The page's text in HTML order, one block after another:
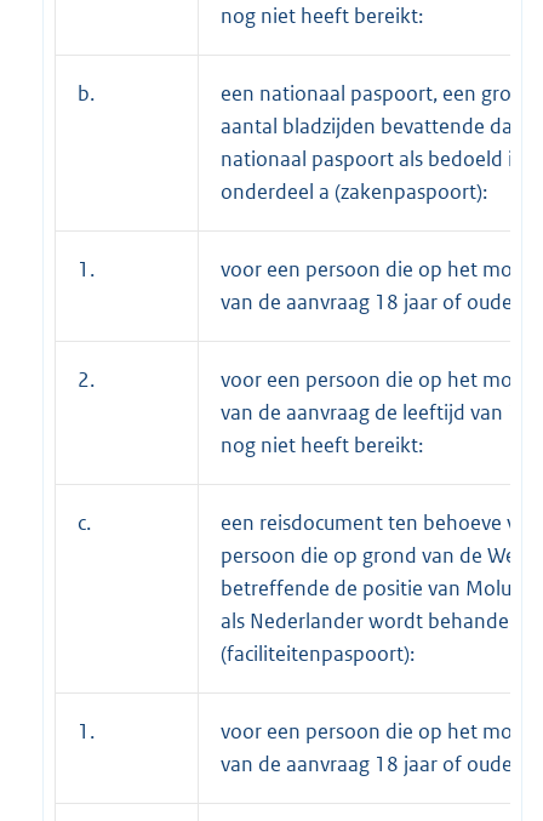
nog niet heeft bereikt:
b.
een nationaal paspoort, een groter
aantal bladzijden bevattende dan
nationaal paspoort als bedoeld in
onderdeel a (zakenpaspoort):
1.
voor een persoon die op het
van de aanvraag 18 jaar of ouder is:
2.
voor een persoon die op het
van de aanvraag de leeftijd van 18
nog niet heeft bereikt:
c.
een reisdocument ten behoeve
persoon die op grond van de Wet
betreffende de positie van
als Nederlander wordt behandeld
(faciliteitenpaspoort):
1.
voor een persoon die op het
van de aanvraag 18 jaar of ouder is: